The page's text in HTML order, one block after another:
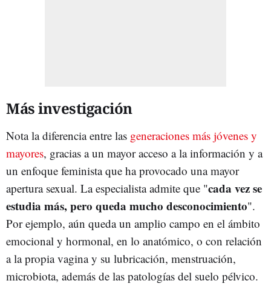
Más investigación
Nota la diferencia entre las generaciones más jóvenes y
mayores, gracias a un mayor acceso a la información y a
un enfoque feminista que ha provocado una mayor
apertura sexual. La especialista admite que "cada vez se
estudia más, pero queda mucho desconocimiento".
Por ejemplo, aún queda un amplio campo en el ámbito
emocional y hormonal, en lo anatómico, o con relación
a la propia vagina y su lubricación, menstruación,
microbiota, además de las patologías del suelo pélvico.